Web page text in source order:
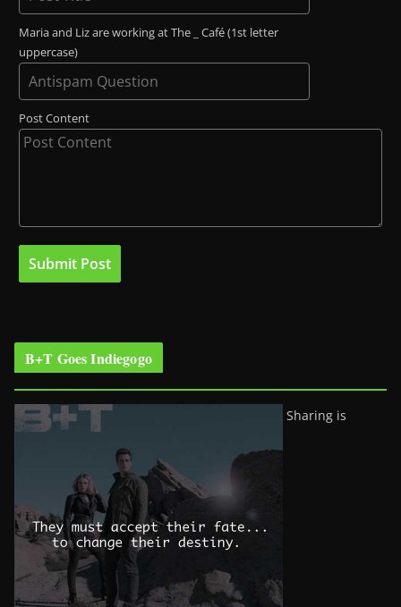
Maria and Liz are working at The _ Café (1st letter
uppercase)
Post Content
B+T Goes Indiegogo
Sharing is